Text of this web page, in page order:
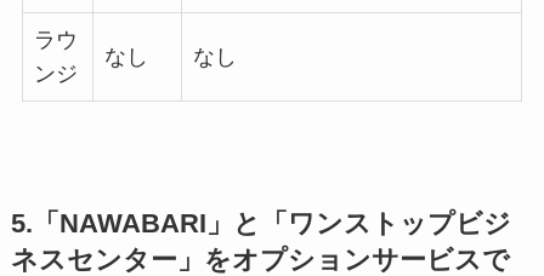
ラウ
ンジ
なし なし
5.「NAWABARI」と「ワンストップビジ
ネスセンター」をオプションサービスで